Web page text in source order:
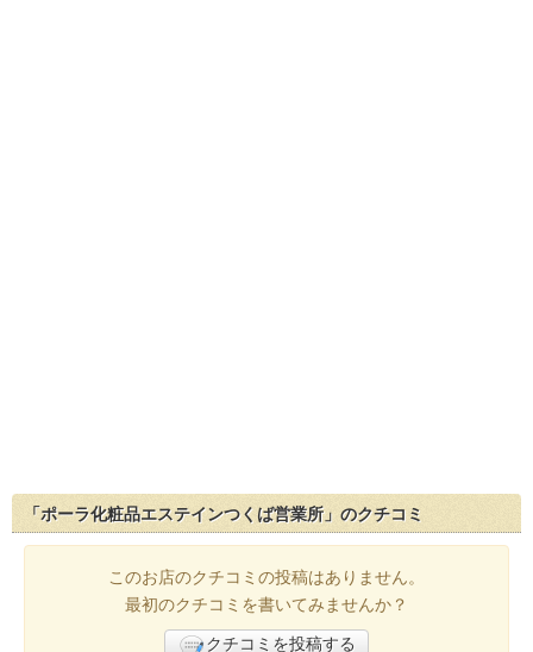
「ポーラ化粧品エステインつくば営業所」のクチコミ
このお店のクチコミの投稿はありません。
最初のクチコミを書いてみませんか？
クチコミを投稿する